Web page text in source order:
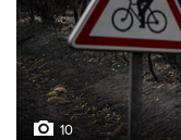
10